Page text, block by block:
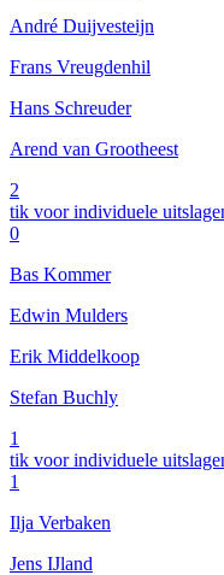
André Duijvesteijn
Frans Vreugdenhil
Hans Schreuder
Arend van Grootheest
2
tik voor individuele
0
Bas Kommer
Edwin Mulders
Erik Middelkoop
Stefan Buchly
1
tik voor individuele
1
Ilja Verbaken
Jens IJland